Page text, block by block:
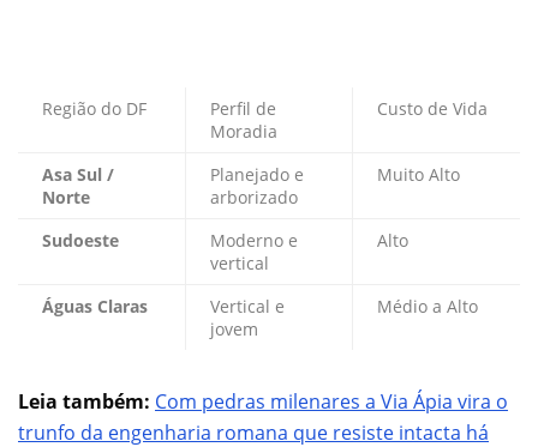
Região do DF
Perfil de
Moradia
Custo de Vida
Asa Sul /
Norte
Planejado e
arborizado
Muito Alto
Sudoeste
Moderno e
vertical
Alto
Águas Claras
Vertical e
jovem
Médio a Alto
Leia também: Com pedras milenares a Via Ápia vira o
trunfo da engenharia romana que resiste intacta há